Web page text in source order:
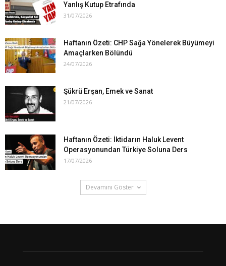
Yanlış Kutup Etrafında
31/07/2026
Haftanın Özeti: CHP Sağa Yönelerek Büyümeyi
Amaçlarken Bölündü
24/07/2026
Şükrü Erşan, Emek ve Sanat
21/07/2026
Haftanın Özeti: İktidarın Haluk Levent
Operasyonundan Türkiye Soluna Ders
17/07/2026
Devamını Göster